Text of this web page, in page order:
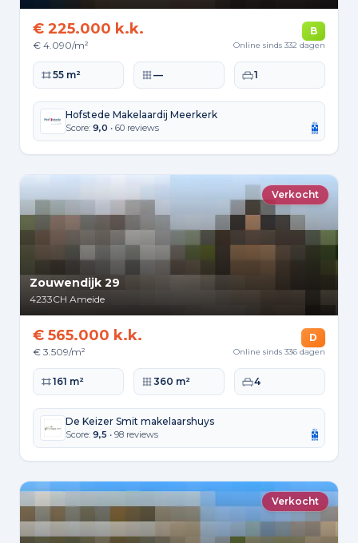
€ 225.000 k.k.
€ 4.090/m²
B
Online sinds 332 dagen
Woonoppervlakte
55 m² Perceeloppervlakte
— Slaapkamers
1
Hofstede Makelaardij Meerkerk
Score: 9,0 • 60 reviews
Verkocht
Zouwendijk 29
4233CH Ameide
€ 565.000 k.k.
€ 3.509/m²
D
Online sinds 336 dagen
Woonoppervlakte
161 m² Perceeloppervlakte
360 m² Slaapkamers
4
De Keizer Smit makelaarshuys
Score: 9,5 • 98 reviews
Verkocht